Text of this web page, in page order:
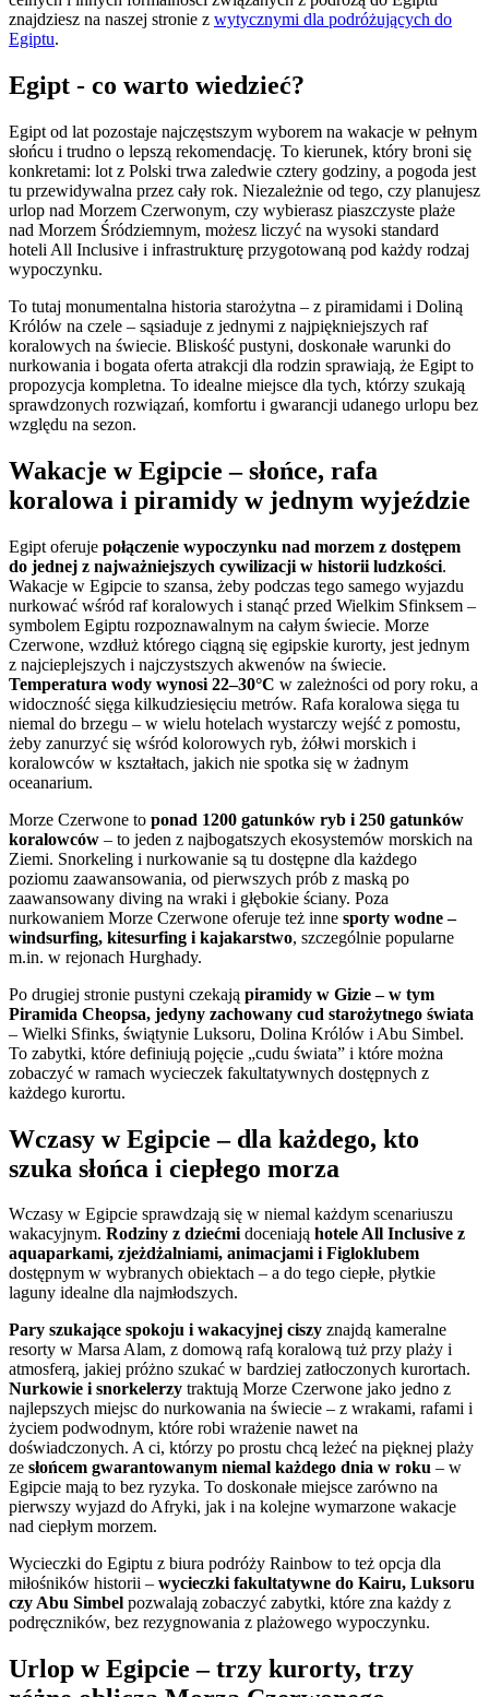
znajdziesz na naszej stronie z wytycznymi dla podróżujących do
Egiptu.
Egipt - co warto wiedzieć?
Egipt od lat pozostaje najczęstszym wyborem na wakacje w pełnym
słońcu i trudno o lepszą rekomendację. To kierunek, który broni się
konkretami: lot z Polski trwa zaledwie cztery godziny, a pogoda jest
tu przewidywalna przez cały rok. Niezależnie od tego, czy planujesz
urlop nad Morzem Czerwonym, czy wybierasz piaszczyste plaże
nad Morzem Śródziemnym, możesz liczyć na wysoki standard
hoteli All Inclusive i infrastrukturę przygotowaną pod każdy rodzaj
wypoczynku.
To tutaj monumentalna historia starożytna – z piramidami i Doliną
Królów na czele – sąsiaduje z jednymi z najpiękniejszych raf
koralowych na świecie. Bliskość pustyni, doskonałe warunki do
nurkowania i bogata oferta atrakcji dla rodzin sprawiają, że Egipt to
propozycja kompletna. To idealne miejsce dla tych, którzy szukają
sprawdzonych rozwiązań, komfortu i gwarancji udanego urlopu bez
względu na sezon.
Wakacje w Egipcie – słońce, rafa
koralowa i piramidy w jednym wyjeździe
Egipt oferuje połączenie wypoczynku nad morzem z dostępem
do jednej z najważniejszych cywilizacji w historii ludzkości.
Wakacje w Egipcie to szansa, żeby podczas tego samego wyjazdu
nurkować wśród raf koralowych i stanąć przed Wielkim Sfinksem –
symbolem Egiptu rozpoznawalnym na całym świecie. Morze
Czerwone, wzdłuż którego ciągną się egipskie kurorty, jest jednym
z najcieplejszych i najczystszych akwenów na świecie.
Temperatura wody wynosi 22–30°C w zależności od pory roku, a
widoczność sięga kilkudziesięciu metrów. Rafa koralowa sięga tu
niemal do brzegu – w wielu hotelach wystarczy wejść z pomostu,
żeby zanurzyć się wśród kolorowych ryb, żółwi morskich i
koralowców w kształtach, jakich nie spotka się w żadnym
oceanarium.
Morze Czerwone to ponad 1200 gatunków ryb i 250 gatunków
koralowców – to jeden z najbogatszych ekosystemów morskich na
Ziemi. Snorkeling i nurkowanie są tu dostępne dla każdego
poziomu zaawansowania, od pierwszych prób z maską po
zaawansowany diving na wraki i głębokie ściany. Poza
nurkowaniem Morze Czerwone oferuje też inne sporty wodne –
windsurfing, kitesurfing i kajakarstwo, szczególnie popularne
m.in. w rejonach Hurghady.
Po drugiej stronie pustyni czekają piramidy w Gizie – w tym
Piramida Cheopsa, jedyny zachowany cud starożytnego świata
– Wielki Sfinks, świątynie Luksoru, Dolina Królów i Abu Simbel.
To zabytki, które definiują pojęcie „cudu świata” i które można
zobaczyć w ramach wycieczek fakultatywnych dostępnych z
każdego kurortu.
Wczasy w Egipcie – dla każdego, kto
szuka słońca i ciepłego morza
Wczasy w Egipcie sprawdzają się w niemal każdym scenariuszu
wakacyjnym. Rodziny z dziećmidoceniają hotele All Inclusive z
aquaparkami, zjeżdżalniami, animacjami i Figloklubem
dostępnym w wybranych obiektach – a do tego ciepłe, płytkie
laguny idealne dla najmłodszych.
Pary szukające spokoju i wakacyjnej ciszy znajdą kameralne
resorty w Marsa Alam, z domową rafą koralową tuż przy plaży i
atmosferą, jakiej próżno szukać w bardziej zatłoczonych kurortach.
Nurkowie i snorkelerzy traktują Morze Czerwone jako jedno z
najlepszych miejsc do nurkowania na świecie – z wrakami, rafami i
życiem podwodnym, które robi wrażenie nawet na
doświadczonych. A ci, którzy po prostu chcą leżeć na pięknej plaży
ze słońcem gwarantowanym niemal każdego dnia w roku – w
Egipcie mają to bez ryzyka. To doskonałe miejsce zarówno na
pierwszy wyjazd do Afryki, jak i na kolejne wymarzone wakacje
nad ciepłym morzem.
Wycieczki do Egiptu z biura podróży Rainbow to też opcja dla
miłośników historii – wycieczki fakultatywne do Kairu, Luksoru
czy Abu Simbel pozwalają zobaczyć zabytki, które zna każdy z
podręczników, bez rezygnowania z plażowego wypoczynku.
Urlop w Egipcie – trzy kurorty, trzy